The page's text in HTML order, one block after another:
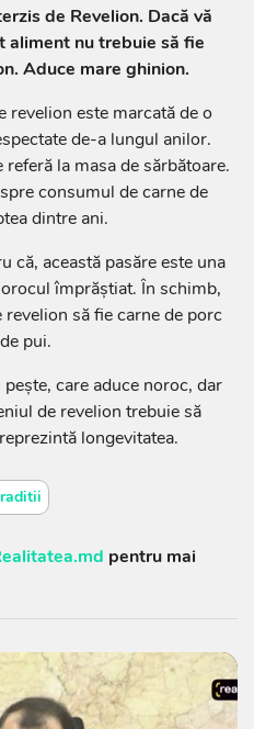
de Revelion. Dacă vă
aliment nu trebuie să fie
Aduce mare ghinion.
revelion este marcată de o
de-a lungul anilor.
la masa de sărbătoare.
consumul de carne de
dintre ani.
că, această pasăre este una
împrăştiat. În schimb,
să fie carne de porc
pui.
care aduce noroc, dar
de revelion trebuie să
longevitatea.
pentru mai